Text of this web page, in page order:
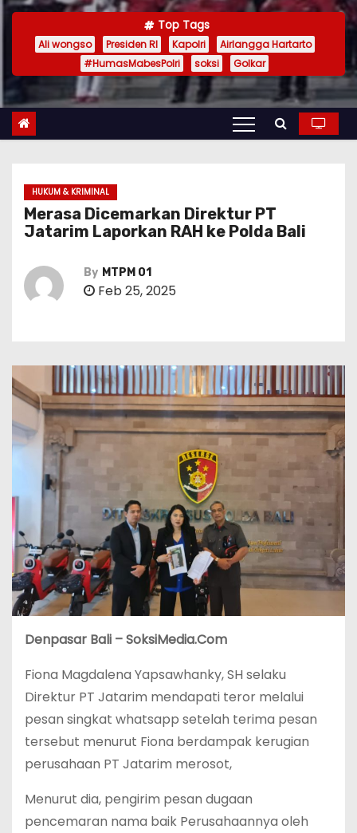
Top Tags
Ali wongso Presiden RI Kapolri
Airlangga Hartarto
#HumasMabesPolri
soksi Golkar
HUKUM & KRIMINAL
Merasa Dicemarkan Direktur PT
Jatarim Laporkan RAH ke Polda Bali
By MTPM 01
Feb 25, 2025
Denpasar Bali – SoksiMedia.Com
Fiona Magdalena Yapsawhanky, SH selaku
Direktur PT Jatarim mendapati teror melalui
pesan singkat whatsapp setelah terima pesan
tersebut menurut Fiona berdampak kerugian
perusahaan PT Jatarim merosot,
Menurut dia, pengirim pesan dugaan
pencemaran nama baik Perusahaannya oleh